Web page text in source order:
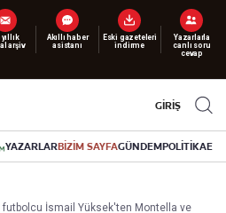
arşiv
Akıllı haber
asistanı
Eski gazeteleri
indirme
Yazarlarla
canlı soru
cevap
GİRİŞ
YAZARLARBİZİM SAYFAGÜNDEMPOLİTİKA
futbolcu İsmail Yüksek'ten Montella ve